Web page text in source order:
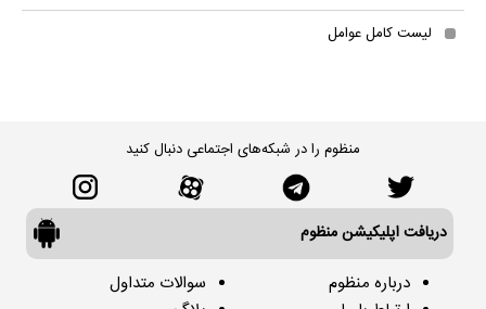
لیست کامل عوامل
منظوم را در شبکه‌های اجتماعی دنبال کنید
دریافت اپلیکیشن منظوم
درباره منظوم
سوالات متداول